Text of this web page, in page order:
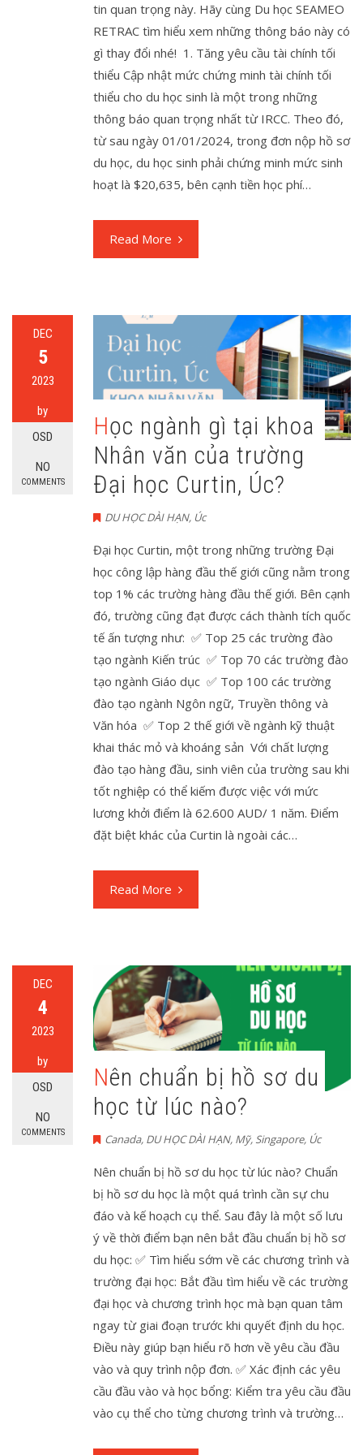
tin quan trọng này. Hãy cùng Du học SEAMEO
RETRAC tìm hiểu xem những thông báo này có
gì thay đổi nhé! 1. Tăng yêu cầu tài chính tối
thiểu Cập nhật mức chứng minh tài chính tối
thiểu cho du học sinh là một trong những
thông báo quan trọng nhất từ IRCC. Theo đó,
từ sau ngày 01/01/2024, trong đơn nộp hồ sơ
du học, du học sinh phải chứng minh mức sinh
hoạt là $20,635, bên cạnh tiền học phí…
Read More
DEC
5
2023
by
OSD
NO
COMMENTS
Học ngành gì tại khoa
Nhân văn của trường
Đại học Curtin, Úc?
DU HỌC DÀI HẠN, Úc
Đại học Curtin, một trong những trường Đại
học công lập hàng đầu thế giới cũng nằm trong
top 1% các trường hàng đầu thế giới. Bên cạnh
đó, trường cũng đạt được cách thành tích quốc
tế ấn tượng như: ✅ Top 25 các trường đào
tạo ngành Kiến trúc ✅ Top 70 các trường đào
tạo ngành Giáo dục ✅ Top 100 các trường
đào tạo ngành Ngôn ngữ, Truyền thông và
Văn hóa ✅ Top 2 thế giới về ngành kỹ thuật
khai thác mỏ và khoáng sản Với chất lượng
đào tạo hàng đầu, sinh viên của trường sau khi
tốt nghiệp có thể kiếm được việc với mức
lương khởi điểm là 62.600 AUD/ 1 năm. Điểm
đặt biệt khác của Curtin là ngoài các…
Read More
DEC
4
2023
by
OSD
NO
COMMENTS
Nên chuẩn bị hồ sơ du
học từ lúc nào?
Canada, DU HỌC DÀI HẠN, Mỹ, Singapore, Úc
Nên chuẩn bị hồ sơ du học từ lúc nào? Chuẩn
bị hồ sơ du học là một quá trình cần sự chu
đáo và kế hoạch cụ thể. Sau đây là một số lưu
ý về thời điểm bạn nên bắt đầu chuẩn bị hồ sơ
du học: ✅ Tìm hiểu sớm về các chương trình và
trường đại học: Bắt đầu tìm hiểu về các trường
đại học và chương trình học mà bạn quan tâm
ngay từ giai đoạn trước khi quyết định du học.
Điều này giúp bạn hiểu rõ hơn về yêu cầu đầu
vào và quy trình nộp đơn. ✅ Xác định các yêu
cầu đầu vào và học bổng: Kiểm tra yêu cầu đầu
vào cụ thể cho từng chương trình và trường…